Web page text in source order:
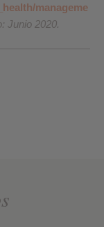
manageme
Junio 2020.